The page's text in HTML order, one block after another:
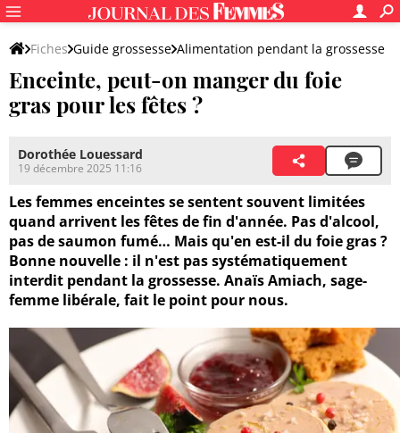
Fiches Guide grossesse Alimentation pendant la grossesse
Enceinte, peut-on manger du foie
gras pour les fêtes ?
Dorothée Louessard
19 décembre 2025 11:16
Les femmes enceintes se sentent souvent limitées
quand arrivent les fêtes de fin d'année. Pas d'alcool,
pas de saumon fumé… Mais qu'en est-il du foie gras ?
Bonne nouvelle : il n'est pas systématiquement
interdit pendant la grossesse. Anaïs Amiach, sage-
femme libérale, fait le point pour nous.